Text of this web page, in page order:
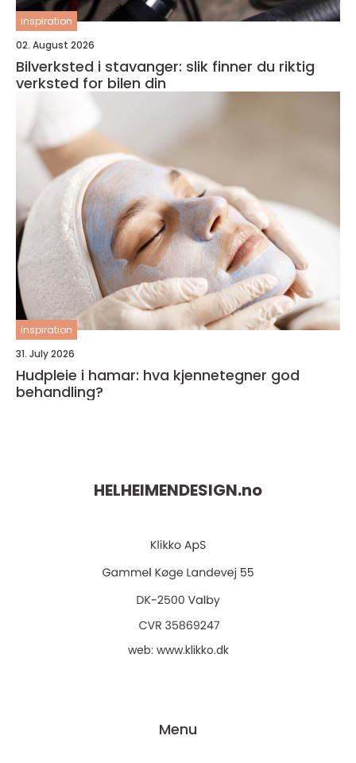
inspiration
02. August 2026
Bilverksted i stavanger: slik finner du riktig
verksted for bilen din
inspiration
31. July 2026
Hudpleie i hamar: hva kjennetegner god
behandling?
HELHEIMENDESIGN.no
web: www.klikko.dk
Menu